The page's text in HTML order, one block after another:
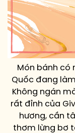
Món bánh có
Quốc đang
Không ngán
rất đỉnh của
hương, cần
thơm lừng bơ